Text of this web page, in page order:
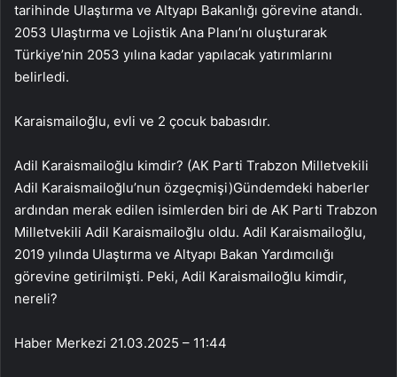
tarihinde Ulaştırma ve Altyapı Bakanlığı görevine atandı.
2053 Ulaştırma ve Lojistik Ana Planı’nı oluşturarak
Türkiye’nin 2053 yılına kadar yapılacak yatırımlarını
belirledi.
Karaismailoğlu, evli ve 2 çocuk babasıdır.
Adil Karaismailoğlu kimdir? (AK Parti Trabzon Milletvekili
Adil Karaismailoğlu’nun özgeçmişi)Gündemdeki haberler
ardından merak edilen isimlerden biri de AK Parti Trabzon
Milletvekili Adil Karaismailoğlu oldu. Adil Karaismailoğlu,
2019 yılında Ulaştırma ve Altyapı Bakan Yardımcılığı
görevine getirilmişti. Peki, Adil Karaismailoğlu kimdir,
nereli?
Haber Merkezi 21.03.2025 – 11:44